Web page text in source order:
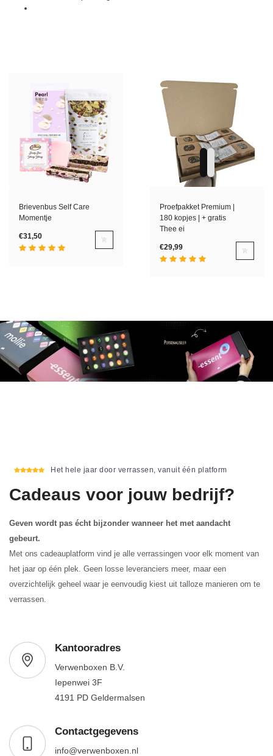
Brievenbus Self Care
Momentje
€31,50
Proefpakket Premium |
180 kopjes | + gratis
Thee ei
€29,99
Het hele jaar door verrassen, vanuit één platform
Cadeaus voor jouw bedrijf?
Geven wordt pas écht bijzonder wanneer het met aandacht
gebeurt.
Met ons cadeauplatform vind je alle verrassingen voor elk moment van
het jaar op één plek. Geen losse leveranciers meer, maar een
overzichtelijk geheel waar je eenvoudig kiest uit talloze manieren om te
verrassen.
Kantooradres
Verwenboxen B.V.
Iepenwei 3F
4191 PD Geldermalsen
Contactgegevens
info@verwenboxen.nl